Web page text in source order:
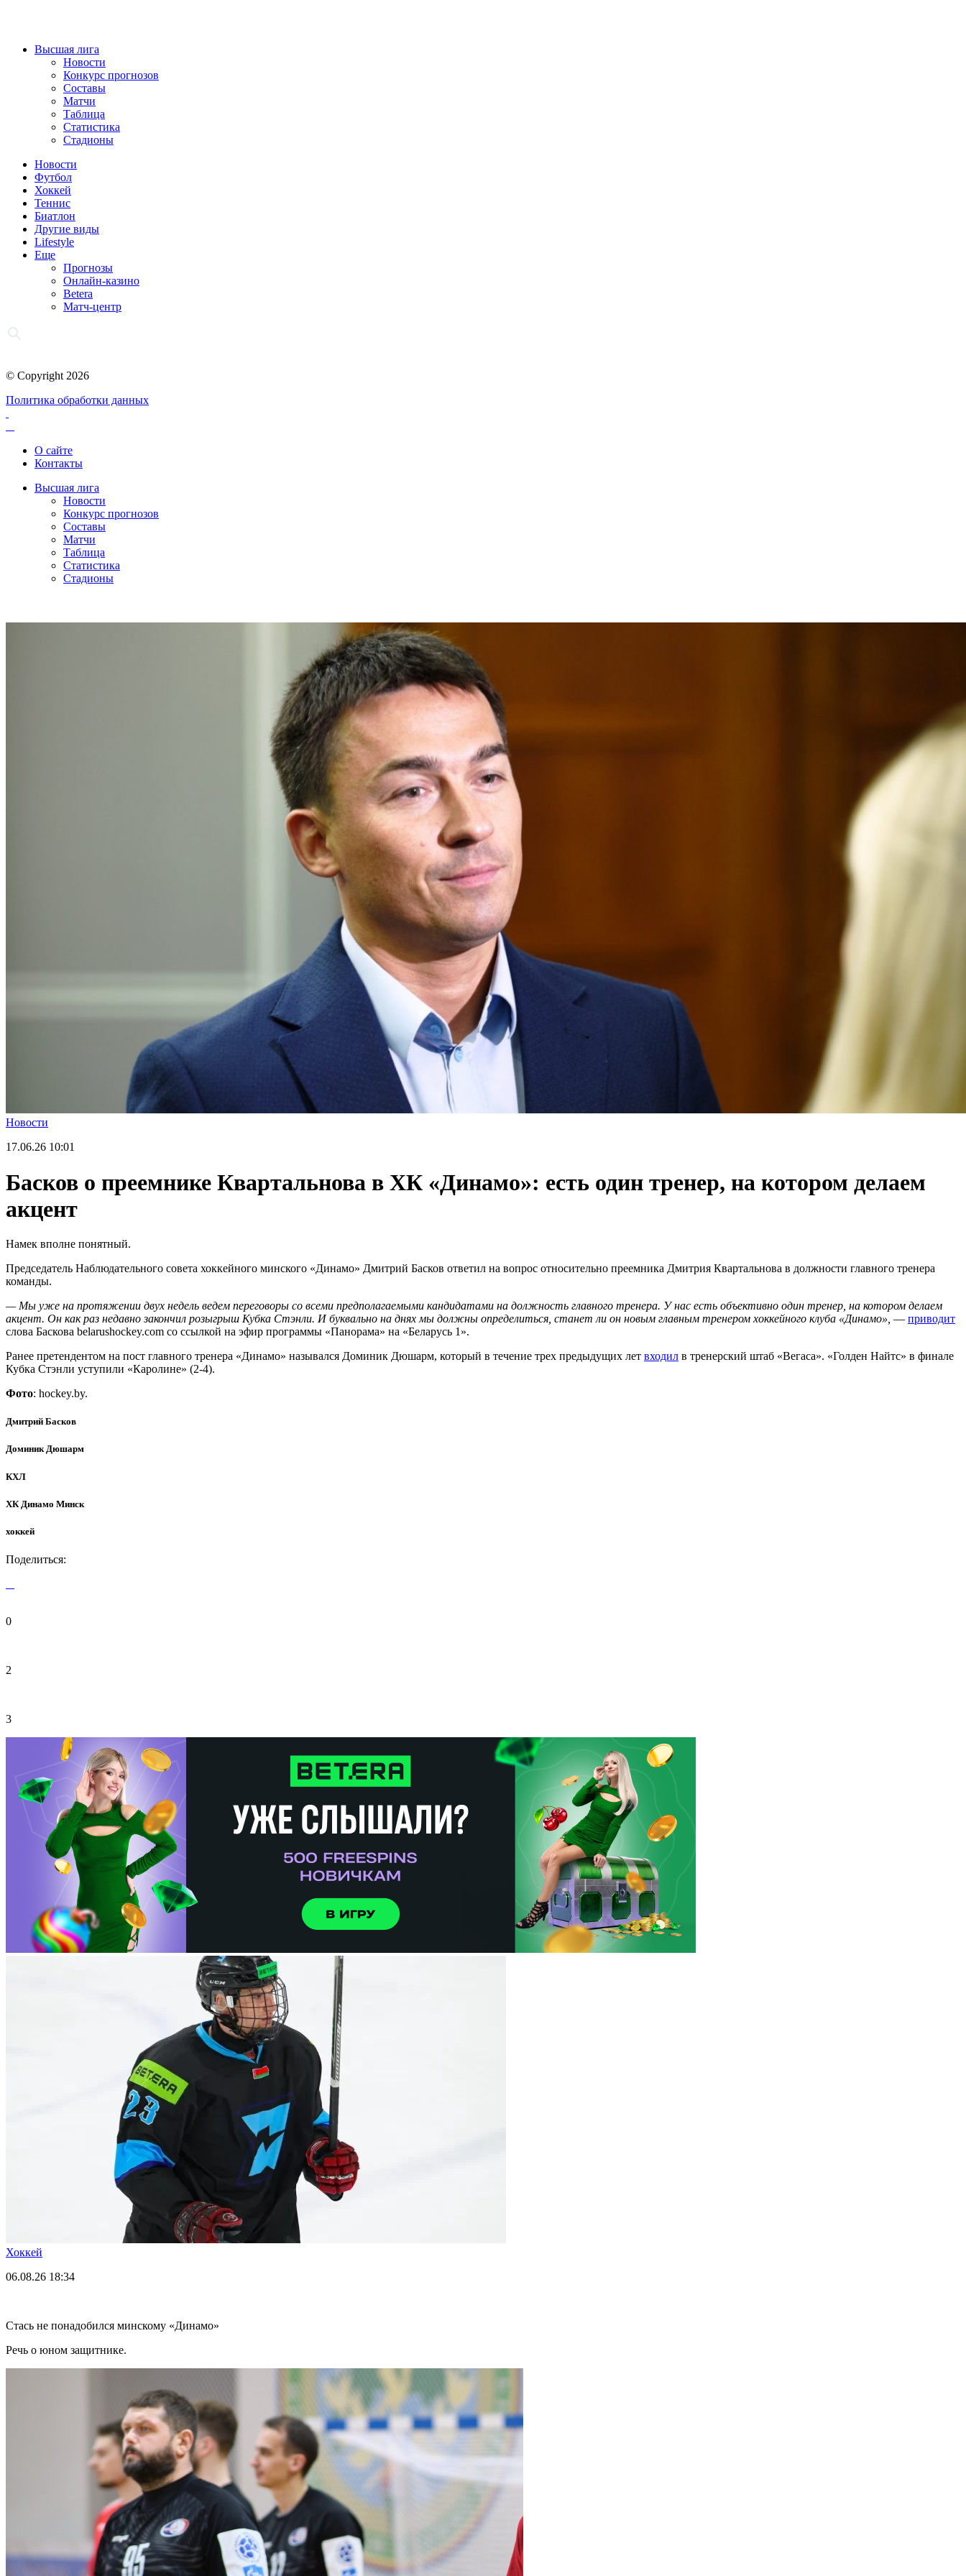
Высшая лига
Новости
Конкурс прогнозов
Составы
Матчи
Таблица
Статистика
Стадионы
Новости
Футбол
Хоккей
Теннис
Биатлон
Другие виды
Lifestyle
Еще
Прогнозы
Онлайн-казино
Betera
Матч-центр
© Copyright 2026
Политика обработки данных
О сайте
Контакты
Высшая лига
Новости
Конкурс прогнозов
Составы
Матчи
Таблица
Статистика
Стадионы
Новости
17.06.26 10:01
Басков о преемнике Квартальнова в ХК «Динамо»: есть один тренер, на котором делаем
акцент
Намек вполне понятный.
Председатель Наблюдательного совета хоккейного минского «Динамо» Дмитрий Басков ответил на вопрос относительно преемника Дмитрия Квартальнова в должности главного тренера
команды.
— Мы уже на протяжении двух недель ведем переговоры со всеми предполагаемыми кандидатами на должность главного тренера. У нас есть объективно один тренер, на котором делаем
акцент. Он как раз недавно закончил розыгрыш Кубка Стэнли. И буквально на днях мы должны определиться, станет ли он новым главным тренером хоккейного клуба «Динамо», — приводит
слова Баскова belarushockey.com со ссылкой на эфир программы «Панорама» на «Беларусь 1».
Ранее претендентом на пост главного тренера «Динамо» назывался Доминик Дюшарм, который в течение трех предыдущих лет входил в тренерский штаб «Вегаса». «Голден Найтс» в финале
Кубка Стэнли уступили «Каролине» (2-4).
Фото: hockey.by.
Дмитрий Басков
Доминик Дюшарм
КХЛ
ХК Динамо Минск
хоккей
Поделиться:
0
2
3
Хоккей
06.08.26 18:34
Стась не понадобился минскому «Динамо»
Речь о юном защитнике.